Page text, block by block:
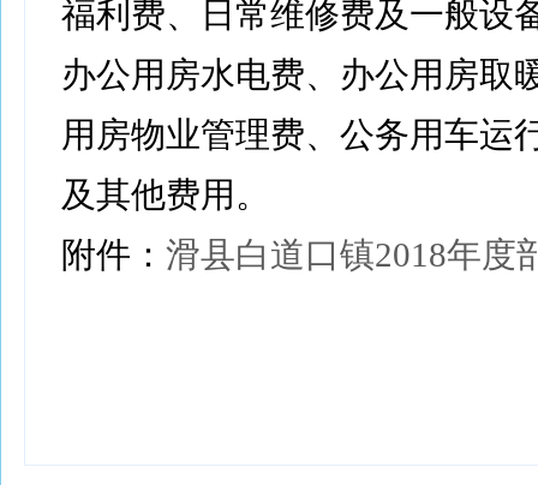
福利费、日常维修费及一般设
办公用房水电费、办公用房取
用房物业管理费、公务用车运
及其他费用。
附件： 滑县白道口镇2018年度